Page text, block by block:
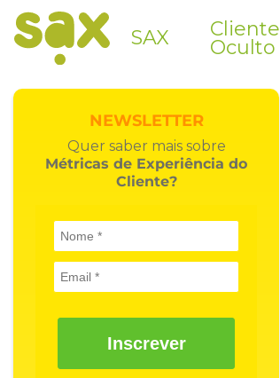
SAX Cliente
Oculto
NEWSLETTER
Quer saber mais sobre
Métricas de Experiência do
Cliente?
Inscrever